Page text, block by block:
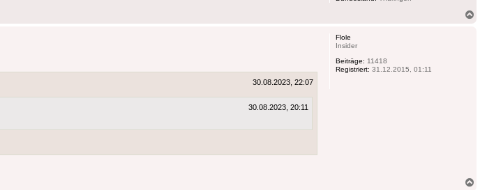
Flole
Insider
Beiträge: 11418
Registriert: 31.12.2015, 01:11
30.08.2023, 22:07
30.08.2023, 20:11